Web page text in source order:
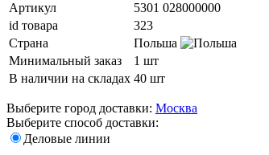
Артикул
5301 028000000
id товара
323
Страна
Польша
Минимальный заказ
1 шт
В наличии на складах 40 шт
Выберите город доставки: Москва
Выберите способ доставки:
Деловые линии